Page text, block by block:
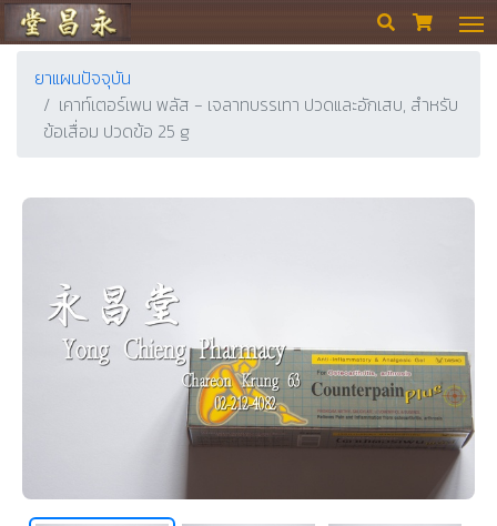
ร้านขายยา ย่งเชียงตึ๊ง  
ยาแผนปัจจุบัน
เคาท์เตอร์เพน พลัส - เจลาทบรรเทา ปวดและอักเสบ, สำหรับ
ข้อเสื่อม ปวดข้อ 25 g